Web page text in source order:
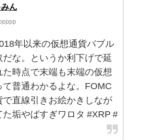
ん
年以来の仮想通貨バブル
だな。というか利下げで延
時点で末端も末端の仮想
普通わかるよな。FOMC
で直線引きお絵かきしなが
た垢やばすぎワロタ #XRP #